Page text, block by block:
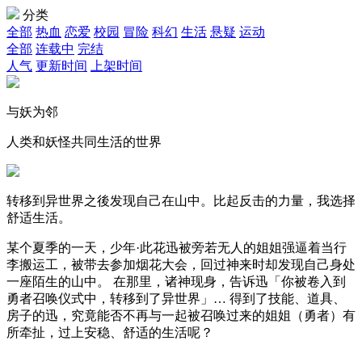
分类
全部 热血 恋爱 校园 冒险 科幻 生活 悬疑 运动
全部 连载中 完结
人气 更新时间 上架时间
与妖为邻
人类和妖怪共同生活的世界
转移到异世界之後发现自己在山中。比起反击的力量，我选择
舒适生活。
某个夏季的一天，少年·此花迅被旁若无人的姐姐强逼着当行
李搬运工，被带去参加烟花大会，回过神来时却发现自己身处
一座陌生的山中。 在那里，诸神现身，告诉迅「你被卷入到
勇者召唤仪式中，转移到了异世界」… 得到了技能、道具、
房子的迅，究竟能否不再与一起被召唤过来的姐姐（勇者）有
所牵扯，过上安稳、舒适的生活呢？